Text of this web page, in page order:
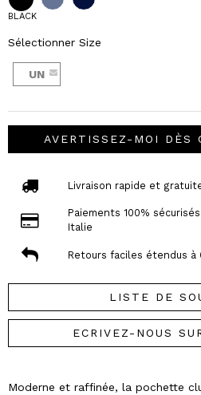
BLACK
Sélectionner Size
UN
AVERTISSEZ-MOI DÈS
Livraison rapide et
Paiements 100%
Italie
Retours faciles étendus
LISTE DE
ECRIVEZ-NOUS
Moderne et raffinée, la pochette